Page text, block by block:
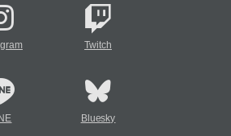
Twitch
Bluesky